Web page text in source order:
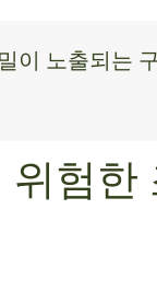
이 노출되는
험한